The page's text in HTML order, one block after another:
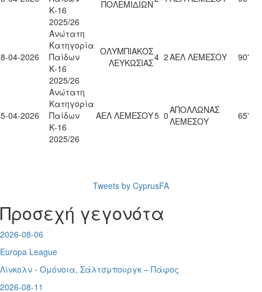
Κ-16
2025/26
ΠΟΛΕΜΙΔΙΩΝ
04-2026
Ανώτατη
Κατηγορία
Παίδων
Κ-16
2025/26
ΟΛΥΜΠΙΑΚΟΣ
ΛΕΥΚΩΣΙΑΣ4 2ΑΕΛ ΛΕΜΕΣΟΥ 90'
04-2026
Ανώτατη
Κατηγορία
Παίδων
Κ-16
2025/26
ΑΕΛ ΛΕΜΕΣΟΥ5 0ΑΠΟΛΛΩΝΑΣ
ΛΕΜΕΣΟΥ
65'
Tweets by CyprusFA
Προσεχή γεγονότα
2026-08-06
Europa League
Λίνκολν - Ομόνοια, Σάλτσμπουργκ – Πάφος
2026-08-11